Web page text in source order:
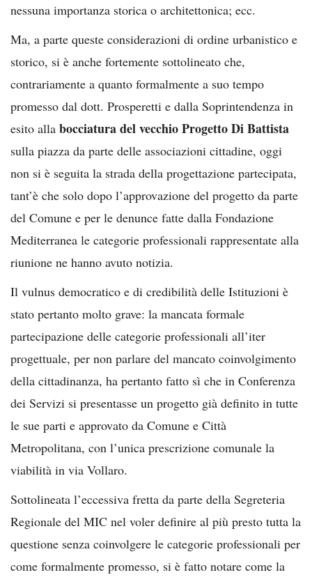
nessuna importanza storica o architettonica; ecc.
Ma, a parte queste considerazioni di ordine urbanistico e
storico, si è anche fortemente sottolineato che,
contrariamente a quanto formalmente a suo tempo
promesso dal dott. Prosperetti e dalla Soprintendenza in
esito alla bocciatura del vecchio Progetto Di Battista
sulla piazza da parte delle associazioni cittadine, oggi
non si è seguita la strada della progettazione partecipata,
tant’è che solo dopo l’approvazione del progetto da parte
del Comune e per le denunce fatte dalla Fondazione
Mediterranea le categorie professionali rappresentate alla
riunione ne hanno avuto notizia.
Il vulnus democratico e di credibilità delle Istituzioni è
stato pertanto molto grave: la mancata formale
partecipazione delle categorie professionali all’iter
progettuale, per non parlare del mancato coinvolgimento
della cittadinanza, ha pertanto fatto sì che in Conferenza
dei Servizi si presentasse un progetto già definito in tutte
le sue parti e approvato da Comune e Città
Metropolitana, con l’unica prescrizione comunale la
viabilità in via Vollaro.
Sottolineata l’eccessiva fretta da parte della Segreteria
Regionale del MIC nel voler definire al più presto tutta la
questione senza coinvolgere le categorie professionali per
come formalmente promesso, si è fatto notare come la